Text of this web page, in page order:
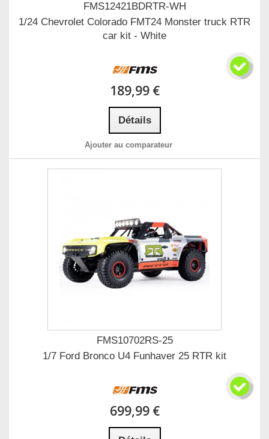
FMS12421BDRTR-WH
1/24 Chevrolet Colorado FMT24 Monster truck RTR
car kit - White
189,99 €
Détails
Ajouter au comparateur
FMS10702RS-25
1/7 Ford Bronco U4 Funhaver 25 RTR kit
699,99 €